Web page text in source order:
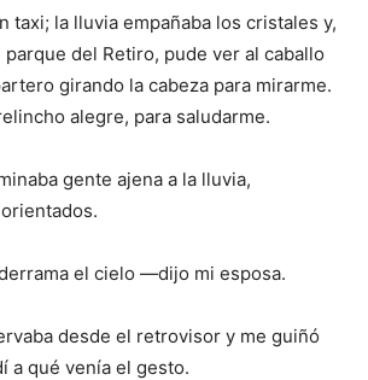
taxi; la lluvia empañaba los cristales y,
del Retiro, pude ver al caballo
girando la cabeza para mirarme.
alegre, para saludarme.
gente ajena a la lluvia,
el cielo —dijo mi esposa.
desde el retrovisor y me guiñó
a qué venía el gesto.